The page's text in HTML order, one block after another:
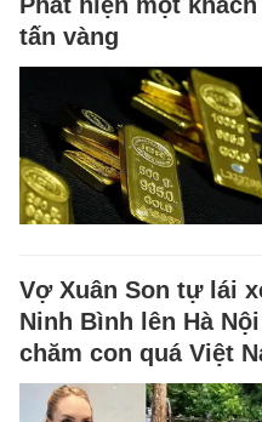
tấn vàng
Vợ Xuân Son tự lái
Ninh Bình lên Hà
chăm con quá Việt